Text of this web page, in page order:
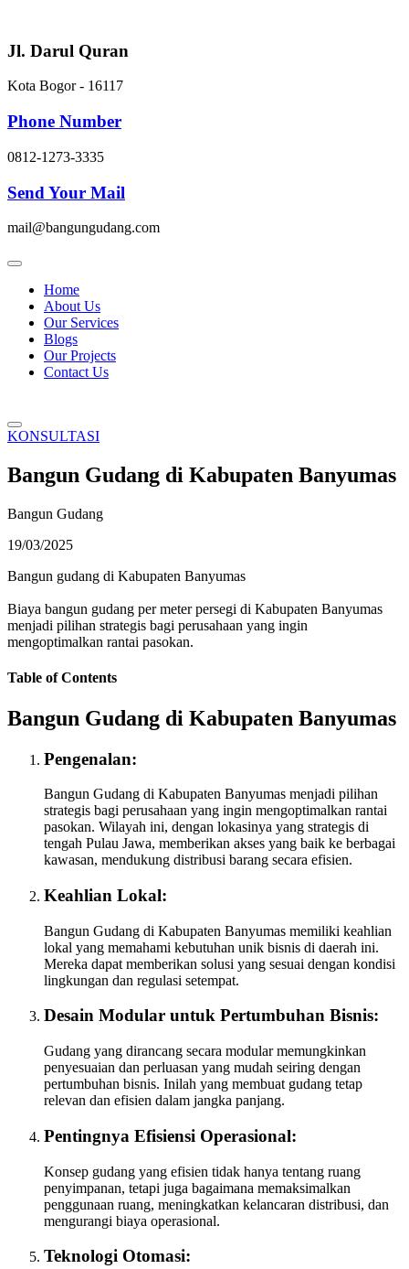
content
Jl. Darul Quran
Kota Bogor - 16117
Phone Number
0812-1273-3335
Send Your Mail
mail@bangungudang.com
Home
About Us
Our Services
Blogs
Our Projects
Contact Us
KONSULTASI
Bangun Gudang di Kabupaten Banyumas
Bangun Gudang
19/03/2025
Bangun gudang di Kabupaten Banyumas
Biaya bangun gudang per meter persegi di Kabupaten Banyumas
menjadi pilihan strategis bagi perusahaan yang ingin
mengoptimalkan rantai pasokan.
Table of Contents
Bangun Gudang di Kabupaten Banyumas
Pengenalan:
Bangun Gudang di Kabupaten Banyumas menjadi pilihan
strategis bagi perusahaan yang ingin mengoptimalkan rantai
pasokan. Wilayah ini, dengan lokasinya yang strategis di
tengah Pulau Jawa, memberikan akses yang baik ke berbagai
kawasan, mendukung distribusi barang secara efisien.
Keahlian Lokal:
Bangun Gudang di Kabupaten Banyumas memiliki keahlian
lokal yang memahami kebutuhan unik bisnis di daerah ini.
Mereka dapat memberikan solusi yang sesuai dengan kondisi
lingkungan dan regulasi setempat.
Desain Modular untuk Pertumbuhan Bisnis:
Gudang yang dirancang secara modular memungkinkan
penyesuaian dan perluasan yang mudah seiring dengan
pertumbuhan bisnis. Inilah yang membuat gudang tetap
relevan dan efisien dalam jangka panjang.
Pentingnya Efisiensi Operasional:
Konsep gudang yang efisien tidak hanya tentang ruang
penyimpanan, tetapi juga bagaimana memaksimalkan
penggunaan ruang, meningkatkan kelancaran distribusi, dan
mengurangi biaya operasional.
Teknologi Otomasi: